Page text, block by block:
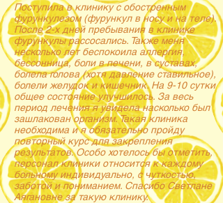
Поступила в клинику с обостренным
фурункулезом (фурункул в носу и на теле).
После 2-х дней пребывания в клинике
фурункулы рассосались. Также меня
несколько лет беспокоила аллергия,
бессонница, боли в печени, в суставах,
болела голова (хотя давление ставильное),
болели желудок и кишечник. На 9-10 сутки
общее состояние улучшилось. За весь
период лечения я увидела насколько был
зашлакован организм. Такая клиника
необходима и я обязательно пройду
повторный курс для закрепления
результатов. Особо хотелось бы отметить,
персонал клиники относится к каждому
больному индивидуально, с чуткостью,
заботой и пониманием. Спасибо Светлане
Аягановне за такую клинику.